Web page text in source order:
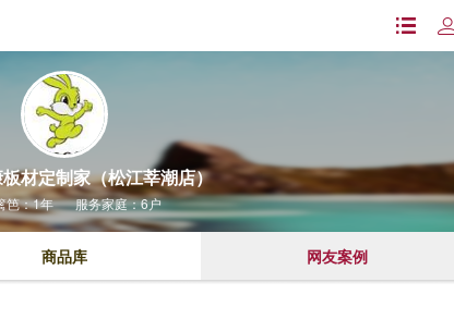
材定制家（松江莘潮店）
笆：1年 服务家庭：6户
商品库 网友案例